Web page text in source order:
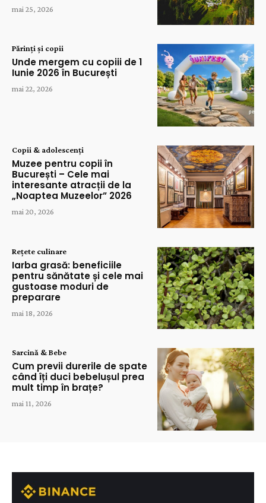
mai 25, 2026
Părinți și copii
Unde mergem cu copiii de 1
Iunie 2026 în București
mai 22, 2026
Copii & adolescenți
Muzee pentru copii în
București – Cele mai
interesante atracții de la
„Noaptea Muzeelor” 2026
mai 20, 2026
Rețete culinare
Iarba grasă: beneficiile
pentru sănătate și cele mai
gustoase moduri de
preparare
mai 18, 2026
Sarcină & Bebe
Cum previi durerile de spate
când îți duci bebelușul prea
mult timp în brațe?
mai 11, 2026